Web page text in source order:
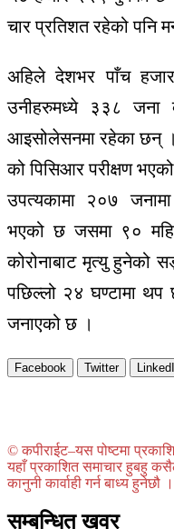
चार प्रतिशत रहेको पनि
अहिले देशभर पाँच
उनीहरुमध्ये ३३८ जना
आइसोलेसनमा रहेका छन्
को पिसिआर परीक्षण
उपत्यकामा २०७
भएको छ जसमा ९०
कोरोनाबाट मृत्यु
पछिल्लो २४ घण्टामा थप
जनाएको छ ।
Facebook Twitter
© कपीराईट–यस पोष्टमा
यहाँ प्रकाशित समाचार हुबहु
कानुनी कार्वाही गर्न बाध्य हुनेछौ ।
सम्बन्धित खवर